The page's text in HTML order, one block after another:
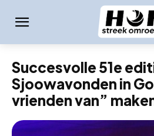
Succesvolle 51e
Sjoowavonden in
vrienden van”